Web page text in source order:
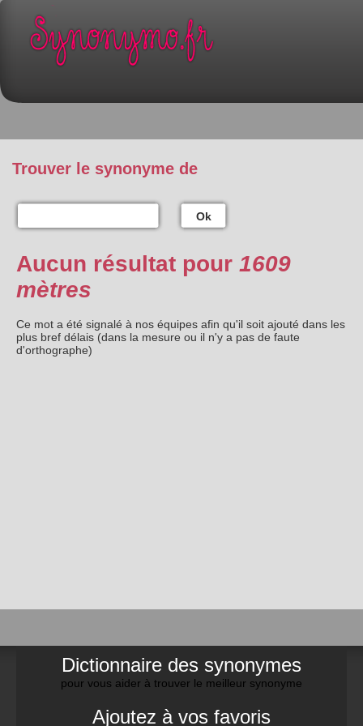
Trouver le synonyme de
Ok
Aucun résultat pour 1609
mètres
Ce mot a été signalé à nos équipes afin qu'il soit ajouté dans les
plus bref délais (dans la mesure ou il n'y a pas de faute
d'orthographe)
Dictionnaire des synonymes
pour vous aider à trouver le meilleur synonyme
Ajoutez à vos favoris